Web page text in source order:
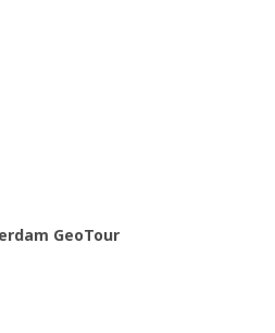
GeoTour